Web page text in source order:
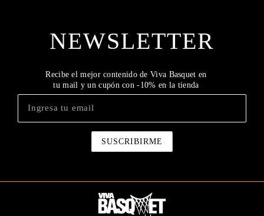
NEWSLETTER
Recibe el mejor contenido de Viva Basquet en
tu mail y un cupón con -10% en la tienda